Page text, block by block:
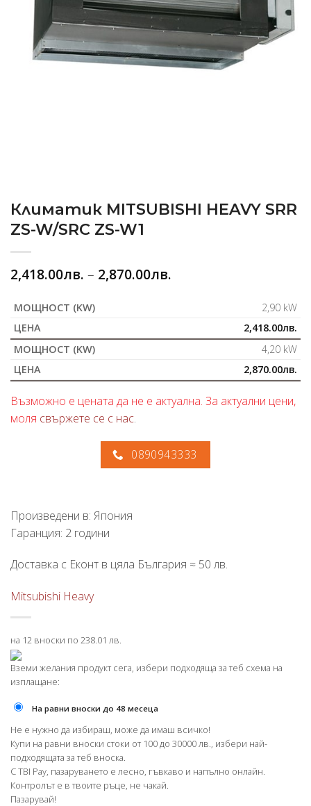
Климатик MITSUBISHI HEAVY SRR
ZS-W/SRC ZS-W1
2,418.00лв. – 2,870.00лв.
2,90 kW
2,418.00лв.
4,20 kW
2,870.00лв.
Възможно е цената да не е актуална. За актуални цени,
моля свържете се с нас.
0890943333
Произведени в: Япония
Гаранция: 2 години
Доставка с Еконт в цяла България ≈ 50 лв.
Mitsubishi Heavy
на 12 вноски по 238.01 лв.
Вземи желания продукт сега, избери подходяща за теб схема на
изплащане:
На равни вноски до 48 месеца
Не е нужно да избираш, може да имаш всичко!
Купи на равни вноски стоки от 100 до 30000 лв., избери най-
подходящата за теб вноска.
С TBI Pay, пазаруването е лесно, гъвкаво и напълно онлайн.
Контролът е в твоите ръце, не чакай.
Пазарувай!